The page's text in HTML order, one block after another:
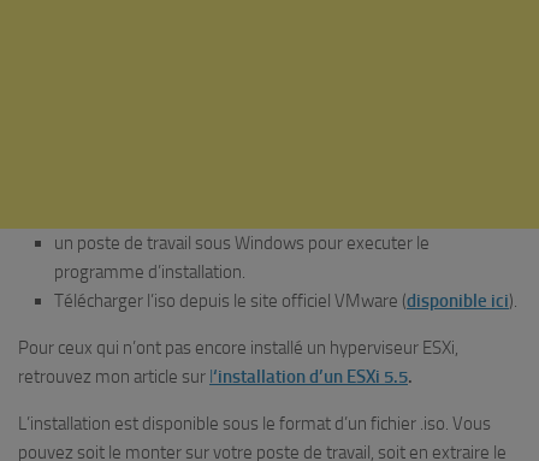
un poste de travail sous Windows pour executer le
programme d’installation.
Télécharger l’iso depuis le site officiel VMware (disponible ici).
Pour ceux qui n’ont pas encore installé un hyperviseur ESXi,
retrouvez mon article sur l‘installation d’un ESXi 5.5.
L’installation est disponible sous le format d’un fichier .iso. Vous
pouvez soit le monter sur votre poste de travail, soit en extraire le